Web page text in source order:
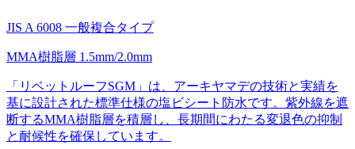
JIS A 6008 一般複合タイプ
MMA樹脂層 1.5mm/2.0mm
「リベットルーフSGM」は、アーキヤマデの技術と実績を
基に設計された標準仕様の塩ビシート防水です。紫外線を遮
断するMMA樹脂層を積層し、長期間にわたる変退色の抑制
と耐候性を確保しています。